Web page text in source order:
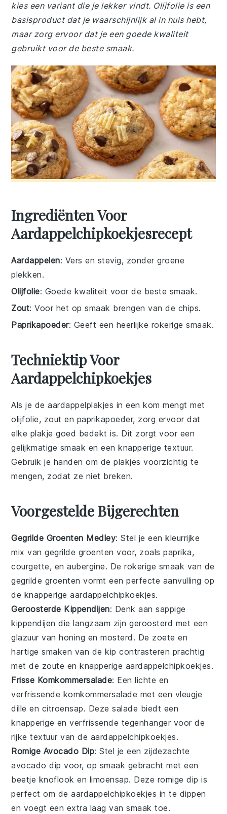
kies een variant die je lekker vindt. Olijfolie is een
basisproduct dat je waarschijnlijk al in huis hebt,
maar zorg ervoor dat je een goede kwaliteit
gebruikt voor de beste smaak.
Ingrediënten Voor
Aardappelchipkoekjesrecept
Aardappelen: Vers en stevig, zonder groene
plekken.
Olijfolie: Goede kwaliteit voor de beste smaak.
Zout: Voor het op smaak brengen van de chips.
Paprikapoeder: Geeft een heerlijke rokerige smaak.
Techniektip Voor
Aardappelchipkoekjes
Als je deaardappelplakjes in een kom mengt met
olijfolie, zout en paprikapoeder, zorg ervoor dat
elke plakje goed bedekt is. Dit zorgt voor een
gelijkmatige smaak en een knapperige textuur.
Gebruik je handen om de plakjes voorzichtig te
mengen, zodat ze niet breken.
Voorgestelde Bijgerechten
Gegrilde Groenten Medley: Stel je een kleurrijke
mix van gegrilde groenten voor, zoalspaprika,
courgette, enaubergine. De rokerige smaak van de
gegrilde groenten vormt een perfecte aanvulling op
de knapperigeaardappelchipkoekjes.
Geroosterde Kippendijen: Denk aan sappige
kippendijen die langzaam zijn geroosterd met een
glazuur vanhoning enmosterd . De zoete en
hartige smaken van de kip contrasteren prachtig
met de zoute en knapperige aardappelchipkoekjes.
Frisse Komkommersalade: Een lichte en
verfrissende komkommersalade met een vleugje
dille en citroensap. Deze salade biedt een
knapperige en verfrissende tegenhanger voor de
rijke textuur van de aardappelchipkoekjes.
Romige Avocado Dip: Stel je een zijdezachte
avocado dip voor, op smaak gebracht met een
beetje knoflook en limoensap. Deze romige dip is
perfect om deaardappelchipkoekjes in te dippen
en voegt een extra laag van smaak toe.